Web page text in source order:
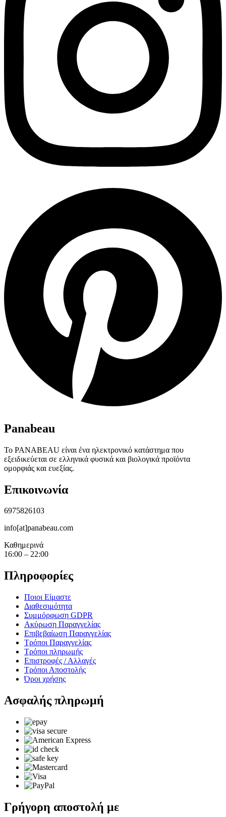
Panabeau
Το PANABEAU είναι ένα ηλεκτρονικό κατάστημα που
εξειδικεύεται σε ελληνικά φυσικά και βιολογικά προϊόντα
ομορφιάς και ευεξίας.
Επικοινωνία
6975826103
info[at]panabeau.com
Καθημερινά
16:00 – 22:00
Πληροφορίες
Ποιοι Είμαστε
Διαθεσιμότητα
Συμμόρφωση GDPR
Ακύρωση Παραγγελίας
Επιβεβαίωση Παραγγελίας
Τρόποι Παραγγελίας
Τρόποι πληρωμής
Επιστροφές / Αλλαγές
Τρόποι Αποστολής
Όροι χρήσης
Ασφαλής πληρωμή
Γρήγορη αποστολή με